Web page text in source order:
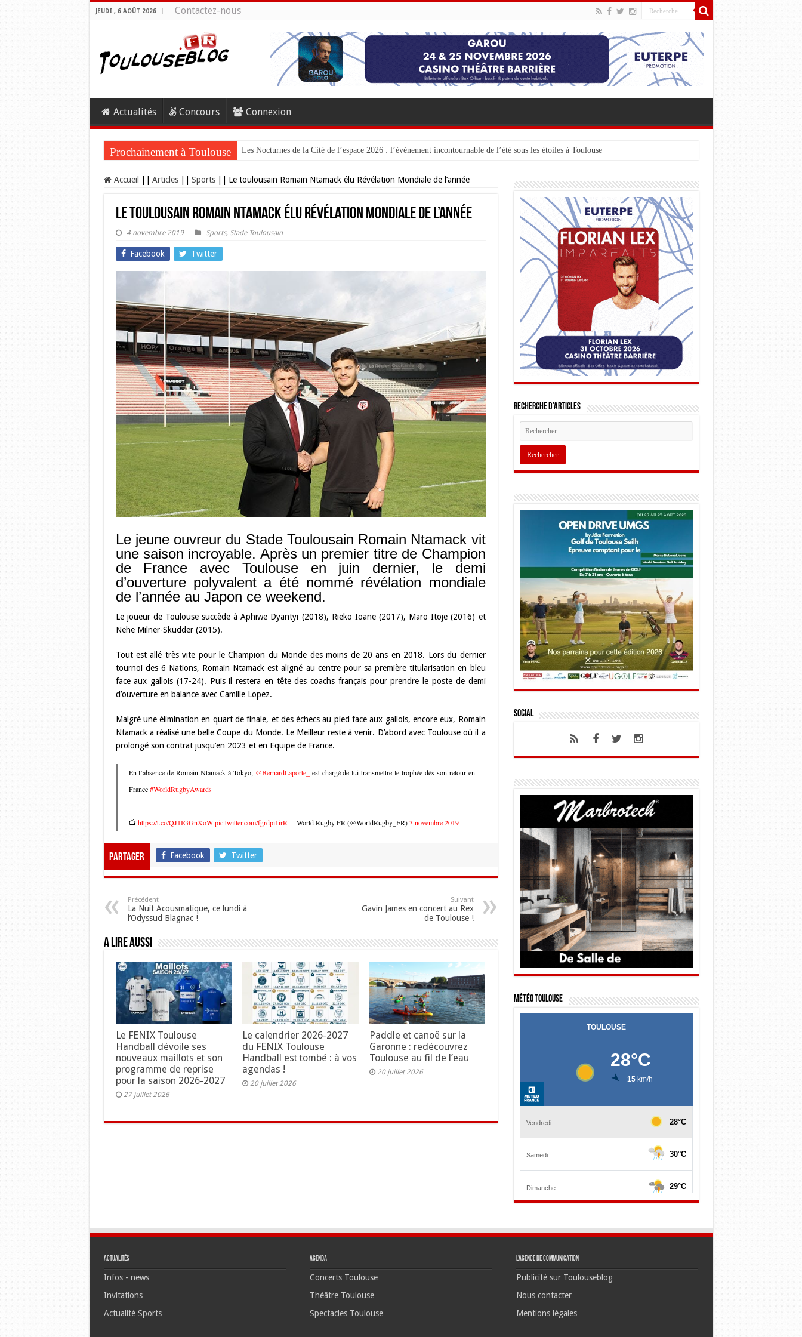
JEUDI , 6 AOÛT 2026 Contactez-nous
Actualités Concours Connexion
Prochainement à Toulouse Les Nocturnes de la Cité de l’espace 2026 : l’événement incontournable de l’été sous les étoiles à Toulouse
Accueil Articles Sports Le toulousain Romain Ntamack élu Révélation Mondiale de l’année
Le toulousain Romain Ntamack élu Révélation Mondiale de l’année
4 novembre 2019 Sports, Stade Toulousain
Facebook Twitter
Le jeune ouvreur du Stade Toulousain Romain Ntamack vit
une saison incroyable. Après un premier titre de Champion
de France avec Toulouse en juin dernier, le demi
d’ouverture polyvalent a été nommé révélation mondiale
de l’année au Japon ce weekend.
Le joueur de Toulouse succède à Aphiwe Dyantyi (2018), Rieko Ioane (2017), Maro Itoje (2016) et
Nehe Milner-Skudder (2015).
Tout est allé très vite pour le Champion du Monde des moins de 20 ans en 2018. Lors du dernier
tournoi des 6 Nations, Romain Ntamack est aligné au centre pour sa première titularisation en bleu
face aux gallois (17-24). Puis il restera en tête des coachs français pour prendre le poste de demi
d’ouverture en balance avec Camille Lopez.
Malgré une élimination en quart de finale, et des échecs au pied face aux gallois, encore eux, Romain
Ntamack a réalisé une belle Coupe du Monde. Le Meilleur reste à venir. D’abord avec Toulouse où il a
prolongé son contrat jusqu’en 2023 et en Equipe de France.
En l’absence de Romain Ntamack à Tokyo, @BernardLaporte_
est chargé de lui transmettre le trophée dès son retour en
France#WorldRugbyAwards
📺 https://t.co/QJ1IGGnXoW pic.twitter.com/fgrdpi1irR— World Rugby FR (@WorldRugby_FR)3 novembre 2019
Partager Facebook Twitter
Précédent
La Nuit Acousmatique, ce lundi à
l’Odyssud Blagnac !
Suivant
Gavin James en concert au Rex
de Toulouse !
A lire aussi
Le FENIX Toulouse
Handball dévoile ses
nouveaux maillots et son
programme de reprise
pour la saison 2026-2027
27 juillet 2026
Le calendrier 2026-2027
du FENIX Toulouse
Handball est tombé : à vos
agendas !
20 juillet 2026
Paddle et canoë sur la
Garonne : redécouvrez
Toulouse au fil de l’eau
20 juillet 2026
Recherche d’articles
Social
Météo Toulouse
Actualités
Infos - news
Invitations
Actualité Sports
Agenda
Concerts Toulouse
Théâtre Toulouse
Spectacles Toulouse
L’agence de communication
Publicité sur Toulouseblog
Nous contacter
Mentions légales